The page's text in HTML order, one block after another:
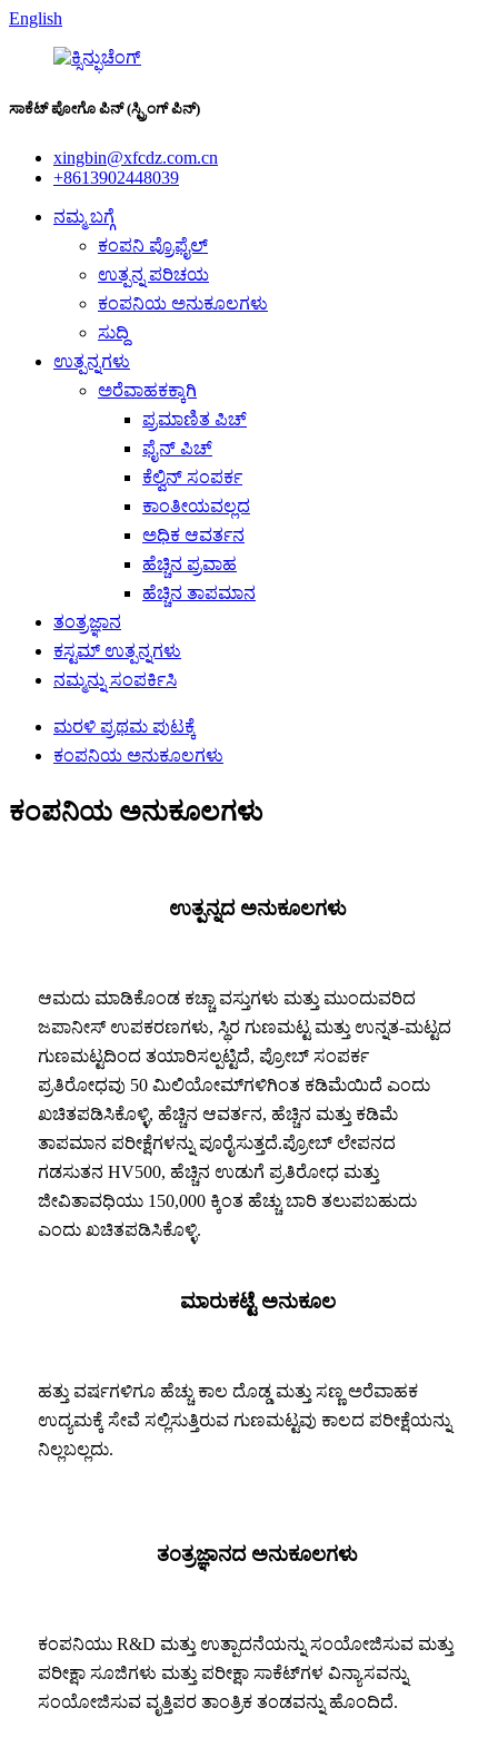
English
ಸಾಕೆಟ್ ಪೋಗೊ ಪಿನ್ (ಸ್ಪ್ರಿಂಗ್ ಪಿನ್)
xingbin@xfcdz.com.cn
+8613902448039
ನಮ್ಮ ಬಗ್ಗೆ
ಕಂಪನಿ ಪ್ರೊಫೈಲ್
ಉತ್ಪನ್ನ ಪರಿಚಯ
ಕಂಪನಿಯ ಅನುಕೂಲಗಳು
ಸುದ್ದಿ
ಉತ್ಪನ್ನಗಳು
ಅರೆವಾಹಕಕ್ಕಾಗಿ
ಪ್ರಮಾಣಿತ ಪಿಚ್
ಫೈನ್ ಪಿಚ್
ಕೆಲ್ವಿನ್ ಸಂಪರ್ಕ
ಕಾಂತೀಯವಲ್ಲದ
ಅಧಿಕ ಆವರ್ತನ
ಹೆಚ್ಚಿನ ಪ್ರವಾಹ
ಹೆಚ್ಚಿನ ತಾಪಮಾನ
ತಂತ್ರಜ್ಞಾನ
ಕಸ್ಟಮ್ ಉತ್ಪನ್ನಗಳು
ನಮ್ಮನ್ನು ಸಂಪರ್ಕಿಸಿ
ಮರಳಿ ಪ್ರಥಮ ಪುಟಕ್ಕೆ
ಕಂಪನಿಯ ಅನುಕೂಲಗಳು
ಕಂಪನಿಯ ಅನುಕೂಲಗಳು
ಉತ್ಪನ್ನದ ಅನುಕೂಲಗಳು
ಆಮದು ಮಾಡಿಕೊಂಡ ಕಚ್ಚಾ ವಸ್ತುಗಳು ಮತ್ತು ಮುಂದುವರಿದ
ಜಪಾನೀಸ್ ಉಪಕರಣಗಳು, ಸ್ಥಿರ ಗುಣಮಟ್ಟ ಮತ್ತು ಉನ್ನತ-ಮಟ್ಟದ
ಗುಣಮಟ್ಟದಿಂದ ತಯಾರಿಸಲ್ಪಟ್ಟಿದೆ, ಪ್ರೋಬ್ ಸಂಪರ್ಕ
ಪ್ರತಿರೋಧವು 50 ಮಿಲಿಯೋಮ್‌ಗಳಿಗಿಂತ ಕಡಿಮೆಯಿದೆ ಎಂದು
ಖಚಿತಪಡಿಸಿಕೊಳ್ಳಿ, ಹೆಚ್ಚಿನ ಆವರ್ತನ, ಹೆಚ್ಚಿನ ಮತ್ತು ಕಡಿಮೆ
ತಾಪಮಾನ ಪರೀಕ್ಷೆಗಳನ್ನು ಪೂರೈಸುತ್ತದೆ.ಪ್ರೋಬ್ ಲೇಪನದ
ಗಡಸುತನ HV500, ಹೆಚ್ಚಿನ ಉಡುಗೆ ಪ್ರತಿರೋಧ ಮತ್ತು
ಜೀವಿತಾವಧಿಯು 150,000 ಕ್ಕಿಂತ ಹೆಚ್ಚು ಬಾರಿ ತಲುಪಬಹುದು
ಎಂದು ಖಚಿತಪಡಿಸಿಕೊಳ್ಳಿ.
ಮಾರುಕಟ್ಟೆ ಅನುಕೂಲ
ಹತ್ತು ವರ್ಷಗಳಿಗೂ ಹೆಚ್ಚು ಕಾಲ ದೊಡ್ಡ ಮತ್ತು ಸಣ್ಣ ಅರೆವಾಹಕ
ಉದ್ಯಮಕ್ಕೆ ಸೇವೆ ಸಲ್ಲಿಸುತ್ತಿರುವ ಗುಣಮಟ್ಟವು ಕಾಲದ ಪರೀಕ್ಷೆಯನ್ನು
ನಿಲ್ಲಬಲ್ಲದು.
ತಂತ್ರಜ್ಞಾನದ ಅನುಕೂಲಗಳು
ಕಂಪನಿಯು R&D ಮತ್ತು ಉತ್ಪಾದನೆಯನ್ನು ಸಂಯೋಜಿಸುವ ಮತ್ತು
ಪರೀಕ್ಷಾ ಸೂಜಿಗಳು ಮತ್ತು ಪರೀಕ್ಷಾ ಸಾಕೆಟ್‌ಗಳ ವಿನ್ಯಾಸವನ್ನು
ಸಂಯೋಜಿಸುವ ವೃತ್ತಿಪರ ತಾಂತ್ರಿಕ ತಂಡವನ್ನು ಹೊಂದಿದೆ.